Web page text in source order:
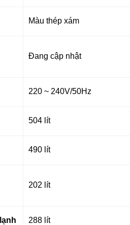
Màu thép xám
Đang cập nhật
220 ~ 240V/50Hz
504 lít
490 lít
202 lít
288 lít